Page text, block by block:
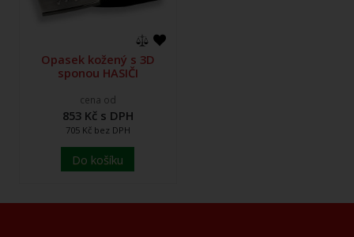
Opasek kožený s 3D
sponou HASIČI
cena od
853 Kč s DPH
705 Kč bez DPH
Do košíku